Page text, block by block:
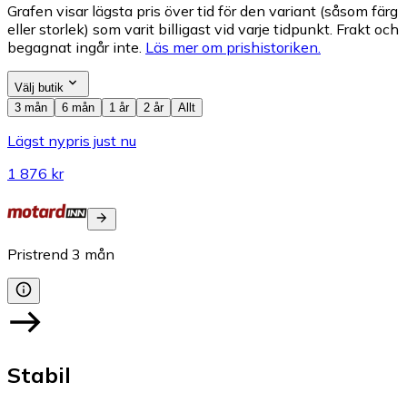
Grafen visar lägsta pris över tid för den variant (såsom färg
eller storlek) som varit billigast vid varje tidpunkt. Frakt och
begagnat ingår inte. Läs mer om prishistoriken.
Välj butik
3 mån
6 mån 1 år 2 år Allt
Lägst nypris just nu
1 876 kr
Pristrend 3 mån
Stabil